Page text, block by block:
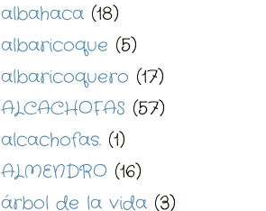
albahaca (18)
albaricoque (5)
albaricoquero (17)
ALCACHOFAS (57)
alcachofas. (1)
ALMENDRO (16)
árbol de la vida (3)